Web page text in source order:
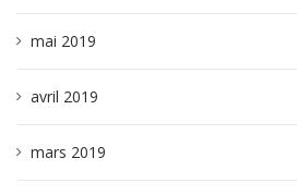
mai 2019
avril 2019
mars 2019